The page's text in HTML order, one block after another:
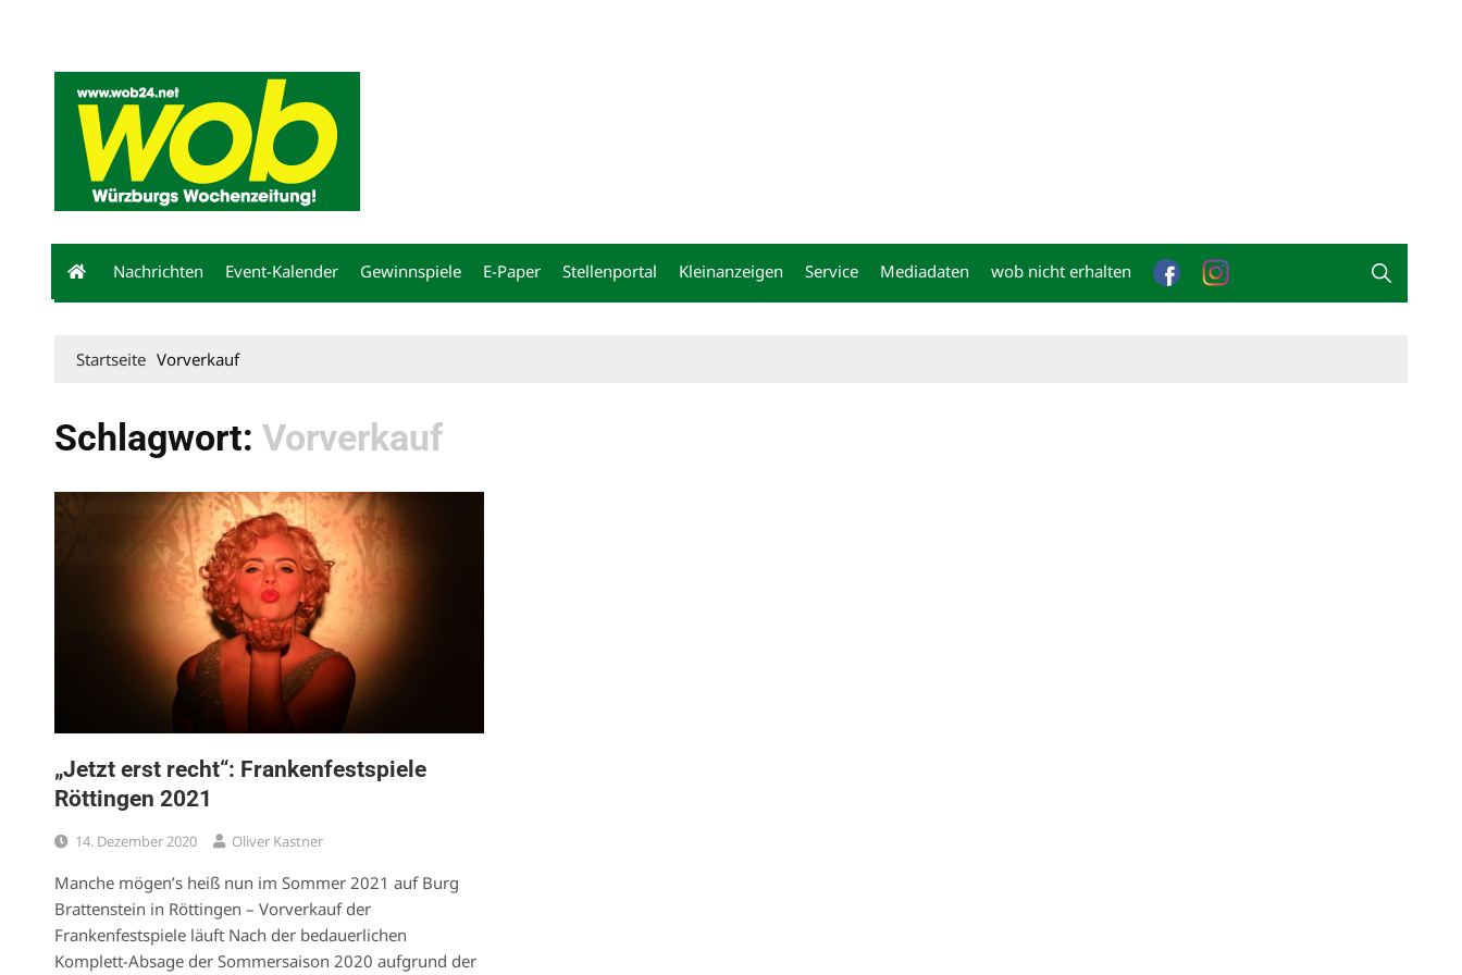
Nachrichten Event-Kalender Gewinnspiele E-Paper Stellenportal Kleinanzeigen Service Mediadaten wob nicht erhalten
Startseite Vorverkauf
Schlagwort: Vorverkauf
„Jetzt erst recht“: Frankenfestspiele
Röttingen 2021
14. Dezember 2020 Oliver Kastner
Manche mögen’s heiß nun im Sommer 2021 auf Burg
Brattenstein in Röttingen – Vorverkauf der
Frankenfestspiele läuft Nach der bedauerlichen
Komplett-Absage der Sommersaison 2020 aufgrund der